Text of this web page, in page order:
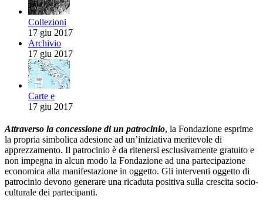
Collezioni
17 giu 2017
Archivio
17 giu 2017
Carte e
17 giu 2017
Attraverso la concessione di un patrocinio, la Fondazione esprime
la propria simbolica adesione ad un’iniziativa meritevole di
apprezzamento. Il patrocinio è da ritenersi esclusivamente gratuito e
non impegna in alcun modo la Fondazione ad una partecipazione
economica alla manifestazione in oggetto. Gli interventi oggetto di
patrocinio devono generare una ricaduta positiva sulla crescita socio-
culturale dei partecipanti.